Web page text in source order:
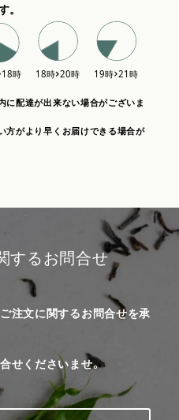
。
配達が出来ない場合がございま
方がより早くお届けできる場合が
するお問合せ
注文に関するお問合せを承
せくださいませ。